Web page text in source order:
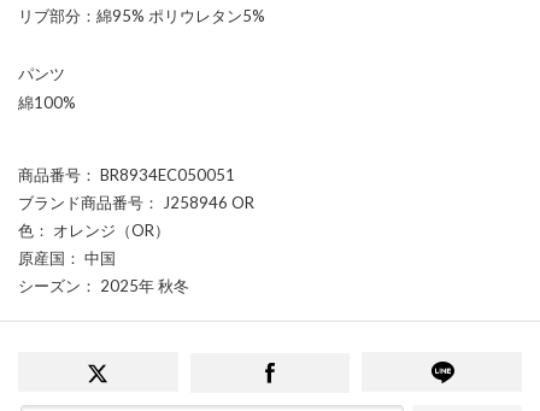
リブ部分：綿95% ポリウレタン5%
パンツ
綿100%
商品番号 ： BR8934EC050051
ブランド商品番号 ： J258946 OR
色 ： オレンジ（OR）
原産国 ： 中国
シーズン ： 2025年 秋冬